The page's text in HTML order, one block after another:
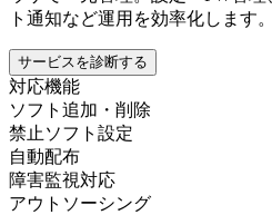
ト通知など運用を効率化します。
サービスを診断する
対応機能
ソフト追加・削除
禁止ソフト設定
自動配布
障害監視対応
アウトソーシング